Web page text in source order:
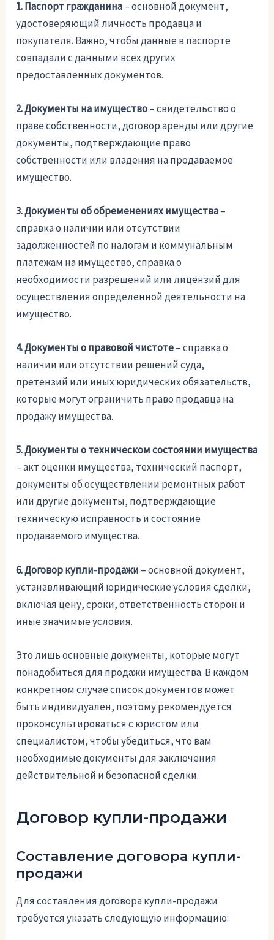
1. Паспорт гражданина– основной документ,
удостоверяющий личность продавца и
покупателя. Важно, чтобы данные в паспорте
совпадали с данными всех других
предоставленных документов.
2. Документы на имущество– свидетельство о
праве собственности, договор аренды или другие
документы, подтверждающие право
собственности или владения на продаваемое
имущество.
3. Документы об обременениях имущества–
справка о наличии или отсутствии
задолженностей по налогам и коммунальным
платежам на имущество, справка о
необходимости разрешений или лицензий для
осуществления определенной деятельности на
имущество.
4. Документы о правовой чистоте– справка о
наличии или отсутствии решений суда,
претензий или иных юридических обязательств,
которые могут ограничить право продавца на
продажу имущества.
5. Документы о техническом состоянии имущества
– акт оценки имущества, технический паспорт,
документы об осуществлении ремонтных работ
или другие документы, подтверждающие
техническую исправность и состояние
продаваемого имущества.
6. Договор купли-продажи – основной документ,
устанавливающий юридические условия сделки,
включая цену, сроки, ответственность сторон и
иные значимые условия.
Это лишь основные документы, которые могут
понадобиться для продажи имущества. В каждом
конкретном случае список документов может
быть индивидуален, поэтому рекомендуется
проконсультироваться с юристом или
специалистом, чтобы убедиться, что вам
необходимые документы для заключения
действительной и безопасной сделки.
Договор купли-продажи
Составление договора купли-
продажи
Для составления договора купли-продажи
требуется указать следующую информацию: